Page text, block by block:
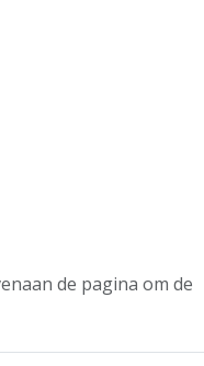
de pagina om de